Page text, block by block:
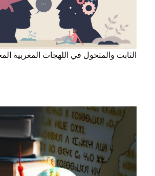
الثابت والمتحول في اللهجات المغربية